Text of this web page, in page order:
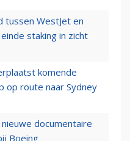
tussen WestJet en
staking in zicht
komende
op route naar Sydney
documentaire
Boeing